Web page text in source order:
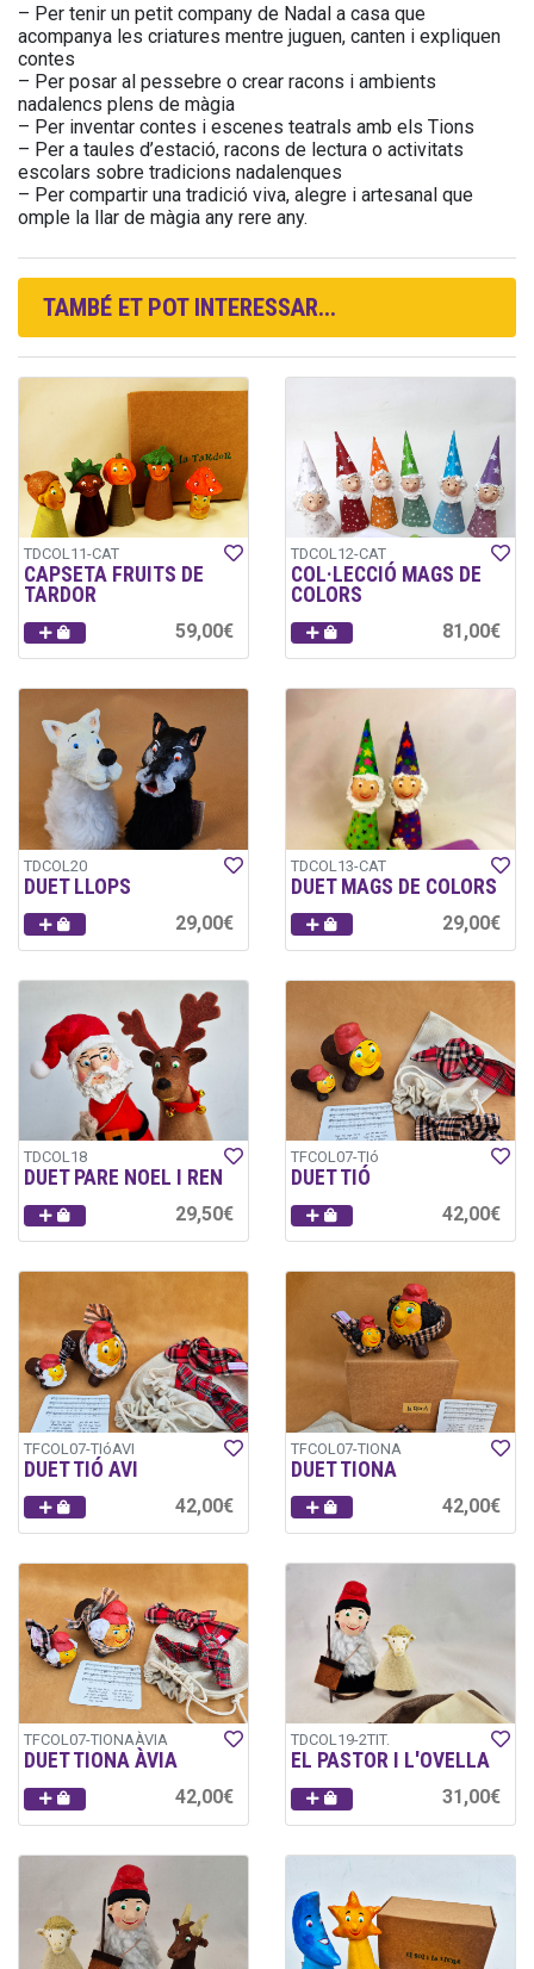
– Per tenir un petit company de Nadal a casa que
acompanya les criatures mentre juguen, canten i expliquen
contes
– Per posar al pessebre o crear racons i ambients
nadalencs plens de màgia
– Per inventar contes i escenes teatrals amb els Tions
– Per a taules d’estació, racons de lectura o activitats
escolars sobre tradicions nadalenques
– Per compartir una tradició viva, alegre i artesanal que
omple la llar de màgia any rere any.
TAMBÉ ET POT INTERESSAR...
TDCOL11-CAT
CAPSETA FRUITS DE
TARDOR
59,00€
TDCOL12-CAT
COL·LECCIÓ MAGS DE
COLORS
81,00€
TDCOL20
DUET LLOPS
29,00€
TDCOL13-CAT
DUET MAGS DE COLORS
29,00€
TDCOL18
DUET PARE NOEL I REN
29,50€
TFCOL07-TIó
DUET TIÓ
42,00€
TFCOL07-TIóAVI
DUET TIÓ AVI
42,00€
TFCOL07-TIONA
DUET TIONA
42,00€
TFCOL07-TIONAÀVIA
DUET TIONA ÀVIA
42,00€
TDCOL19-2TIT.
EL PASTOR I L'OVELLA
31,00€